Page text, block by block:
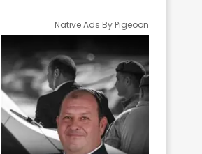
Native Ads By Pigeoon